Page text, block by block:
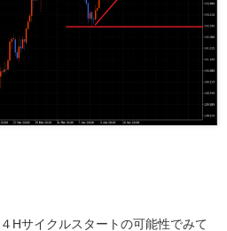
Hサイクルスタートの可能性でみて